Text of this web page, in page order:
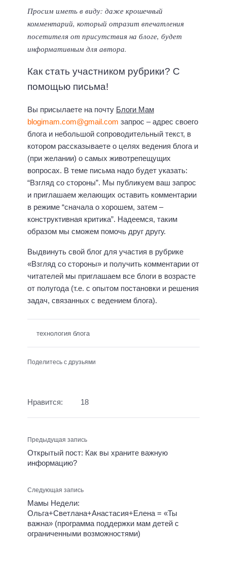
Просим иметь в виду: даже крошечный
комментарий, который отразит впечатления
посетителя от присутствия на блоге, будет
информативным для автора.
Как стать участником рубрики? С
помощью письма!
Вы присылаете на почту Блоги Мам
blogimam.com@gmail.com запрос – адрес своего
блога и небольшой сопроводительный текст, в
котором рассказываете о целях ведения блога и
(при желании) о самых животрепещущих
вопросах. В теме письма надо будет указать:
“Взгляд со стороны”. Мы публикуем ваш запрос
и приглашаем желающих оставить комментарии
в режиме “сначала о хорошем, затем –
конструктивная критика”. Надеемся, таким
образом мы сможем помочь друг другу.
Выдвинуть свой блог для участия в рубрике
«Взгляд со стороны» и получить комментарии от
читателей мы приглашаем все блоги в возрасте
от полугода (т.е. с опытом постановки и решения
задач, связанных с ведением блога).
технология блога
Поделитесь с друзьями
Нравится: 18
Предыдущая запись
Открытый пост: Как вы храните важную
информацию?
Следующая запись
Мамы Недели:
Ольга+Светлана+Анастасия+Елена = «Ты
важна» (программа поддержки мам детей с
ограниченными возможностями)